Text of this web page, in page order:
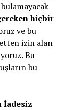
hiçbir
ve bu
izin alan
Bu
bu
İadesiz